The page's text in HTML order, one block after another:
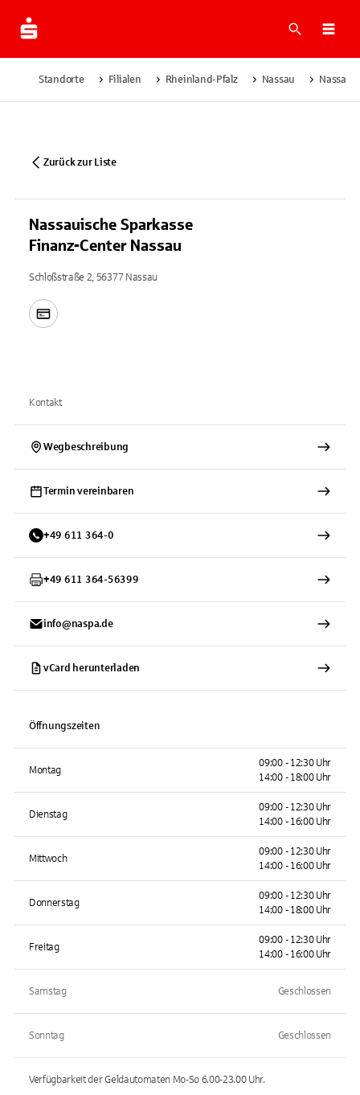
Suche
Standorte Filialen Rheinland-Pfalz Nassau
Zurück zur Liste
Nassauische Sparkasse
Finanz-Center Nassau
Schloßstraße 2, 56377 Nassau
Kontakt
Wegbeschreibung
Termin vereinbaren
+49 611 364-0
+49 611 364-56399
info@naspa.de
vCard herunterladen
Öffnungszeiten
Montag
09:00 - 12:30 Uhr
14:00 - 18:00 Uhr
Dienstag
09:00 - 12:30 Uhr
14:00 - 16:00 Uhr
Mittwoch
09:00 - 12:30 Uhr
14:00 - 16:00 Uhr
Donnerstag
09:00 - 12:30 Uhr
14:00 - 18:00 Uhr
Freitag
09:00 - 12:30 Uhr
14:00 - 16:00 Uhr
Samstag Geschlossen
Sonntag Geschlossen
Verfügbarkeit der Geldautomaten Mo-So 6.00-23.00Uhr.